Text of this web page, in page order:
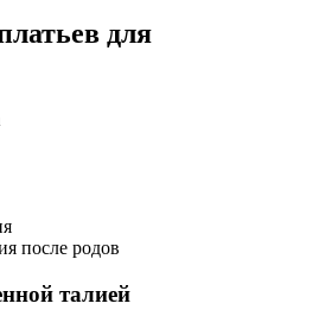
для
после родов
талией